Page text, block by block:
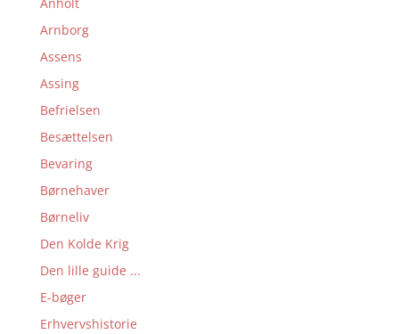
Arnborg
Assens
Assing
Befrielsen
Besættelsen
Bevaring
Børnehaver
Børneliv
Den Kolde Krig
Den lille guide ...
E-bøger
Erhvervshistorie